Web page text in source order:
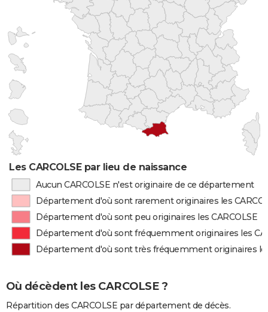
Les CARCOLSE par lieu de naissance
Aucun CARCOLSE n'est originaire de ce département
Département d'où sont rarement originaires les
Département d'où sont peu originaires les CARCOLSE
Département d'où sont fréquemment originaires les
Département d'où sont très fréquemment originaires
Où décèdent les CARCOLSE ?
Répartition des CARCOLSE par département de décès.